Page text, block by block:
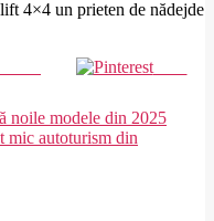
4×4 un prieten de nădejde
X Save
noile modele din 2025
mic autoturism din